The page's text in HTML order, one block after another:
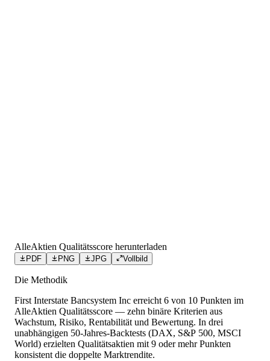
AlleAktien Qualitätsscore herunterladen
PDF PNG JPG Vollbild
Die Methodik
First Interstate Bancsystem Inc erreicht 6 von 10 Punkten im
AlleAktien Qualitätsscore — zehn binäre Kriterien aus
Wachstum, Risiko, Rentabilität und Bewertung. In drei
unabhängigen 50-Jahres-Backtests (DAX, S&P 500, MSCI
World) erzielten Qualitätsaktien mit 9 oder mehr Punkten
konsistent die doppelte Marktrendite.